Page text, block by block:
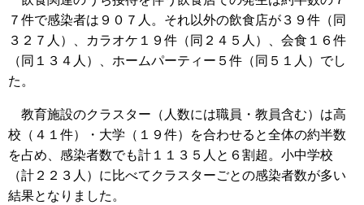
７件で感染者は９０７人。それ以外の飲食店が３９件（同
３２７人）、カラオケ１９件（同２４５人）、会食１６件
（同１３４人）、ホームパーティー５件（同５１人）でし
た。
教育施設のクラスター（人数には職員・教員含む）は高
校（４１件）・大学（１９件）を合わせると全体の約半数
を占め、感染者数でも計１１３５人と６割超。小中学校
（計２２３人）に比べてクラスターごとの感染者数が多い
結果となりました。